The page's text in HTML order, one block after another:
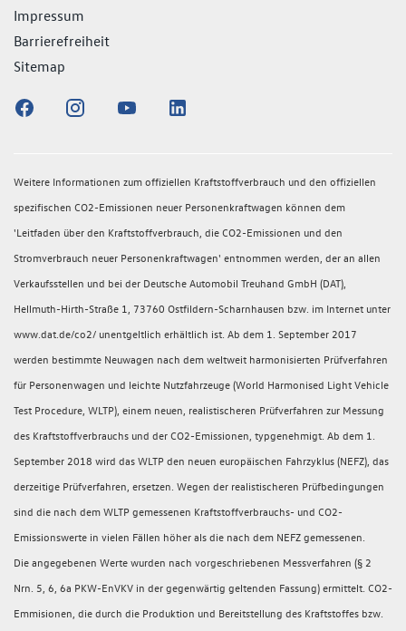
Impressum
Barrierefreiheit
Sitemap
Weitere Informationen zum offiziellen Kraftstoffverbrauch und den offiziellen
spezifischen CO2-Emissionen neuer Personenkraftwagen können dem
'Leitfaden über den Kraftstoffverbrauch, die CO2-Emissionen und den
Stromverbrauch neuer Personenkraftwagen' entnommen werden, der an allen
Verkaufsstellen und bei der Deutsche Automobil Treuhand GmbH (DAT),
Hellmuth-Hirth-Straße 1, 73760 Ostfildern-Scharnhausen bzw. im Internet unter
www.dat.de/co2/ unentgeltlich erhältlich ist. Ab dem 1. September 2017
werden bestimmte Neuwagen nach dem weltweit harmonisierten Prüfverfahren
für Personenwagen und leichte Nutzfahrzeuge (World Harmonised Light Vehicle
Test Procedure, WLTP), einem neuen, realistischeren Prüfverfahren zur Messung
des Kraftstoffverbrauchs und der CO2-Emissionen, typgenehmigt. Ab dem 1.
September 2018 wird das WLTP den neuen europäischen Fahrzyklus (NEFZ), das
derzeitige Prüfverfahren, ersetzen. Wegen der realistischeren Prüfbedingungen
sind die nach dem WLTP gemessenen Kraftstoffverbrauchs- und CO2-
Emissionswerte in vielen Fällen höher als die nach dem NEFZ gemessenen.
Die angegebenen Werte wurden nach vorgeschriebenen Messverfahren (§ 2
Nrn. 5, 6, 6a PKW-EnVKV in der gegenwärtig geltenden Fassung) ermittelt. CO2-
Emmisionen, die durch die Produktion und Bereitstellung des Kraftstoffes bzw.